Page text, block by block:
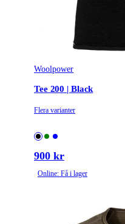
Woolpower
Tee 200 | Black
Flera varianter
900 kr
Online: Få i lager